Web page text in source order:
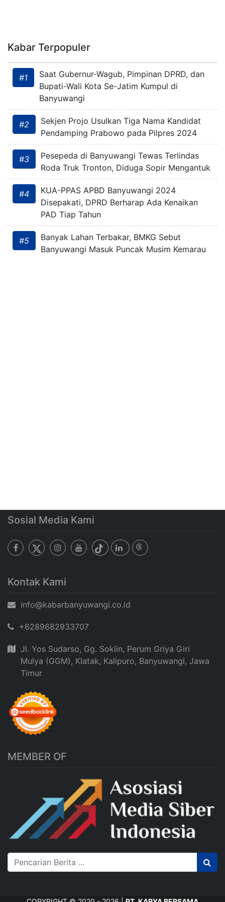
Kabar Terpopuler
#1
Saat Gubernur-Wagub, Pimpinan DPRD, dan
Bupati-Wali Kota Se-Jatim Kumpul di
Banyuwangi
#2
Sekjen Projo Usulkan Tiga Nama Kandidat
Pendamping Prabowo pada Pilpres 2024
#3
Pesepeda di Banyuwangi Tewas Terlindas
Roda Truk Tronton, Diduga Sopir Mengantuk
#4
KUA-PPAS APBD Banyuwangi 2024
Disepakati, DPRD Berharap Ada Kenaikan
PAD Tiap Tahun
#5
Banyak Lahan Terbakar, BMKG Sebut
Banyuwangi Masuk Puncak Musim Kemarau
Sosial Media Kami
Kontak Kami
info@kabarbanyuwangi.co.id
+6289682933707
Jl. Yos Sudarso, Gg. Soklin, Perum Griya Giri
Mulya (GGM), Klatak, Kalipuro, Banyuwangi, Jawa
Timur
MEMBER OF